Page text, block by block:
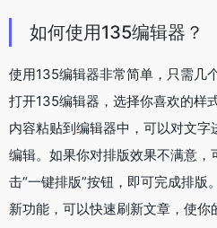
如何使用135编辑器？
使用135编辑器非常简单，只需几
打开135编辑器，选择你喜欢的样
内容粘贴到编辑器中，可以对文
编辑。如果你对排版效果不满意
击“一键排版”按钮，即可完成排
新功能，可以快速刷新文章，使你